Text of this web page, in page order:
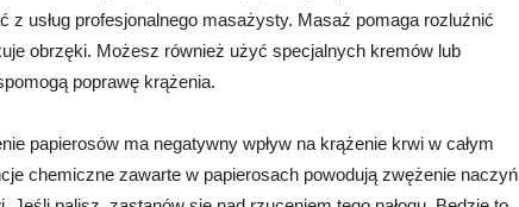
usług profesjonalnego masażysty. Masaż pomaga rozluźnić
obrzęki. Możesz również użyć specjalnych kremów lub
poprawę krążenia.
papierosów ma negatywny wpływ na krążenie krwi w całym
chemiczne zawarte w papierosach powodują zwężenie naczyń